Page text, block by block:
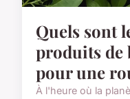
Quels sont
produits de
pour une
À l'heure où la